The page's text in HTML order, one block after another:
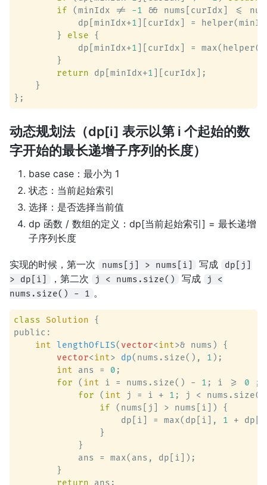
if (minIdx != -1 && nums[curIdx] <=
            dp[minIdx+
1 ][curIdx] =
        }
else {
            dp[minIdx+
1 ][curIdx] =
        }
return dp[minIdx+1 ][curIdx];
    }
动态规划法（dp[i] 表示以第 i 个起始的数
字开始的最长递增子序列的长度）
base case：最小为 1
状态：当前起始索引
选择：是否选择当前值
dp 函数 / 数组的定义：dp[当前起始索引] = 最长递增
子序列长度
实现的时候，第一次 nums[j] > nums[i] 写成
dp[j]
> dp[i]
，第二次 j < nums.size() 写成
j <
nums.size() - 1 。
class Solution {
public:
int lengthOfLIS( vector<int>& nums)
{
vector<int> dp(nums.size(), 1 ) ;
int ans = 0 ;
for ( int i = nums.size() - 1 ; i >= 0 ;
for ( int j = i + 1 ; j <
if (nums[j] > nums[i]) {
                    dp[i] = max(dp[i],
1 +
                }
            }
            ans = max(ans, dp[i]);
        }
return ans;